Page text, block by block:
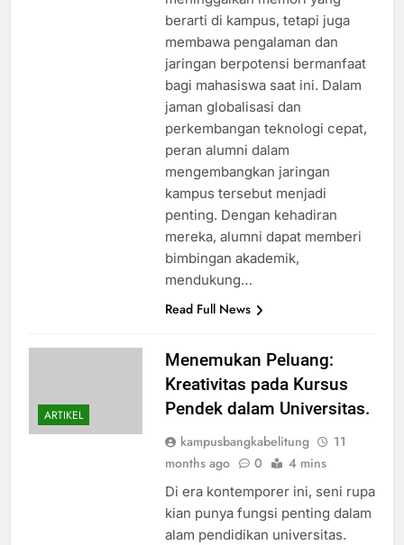
berarti di kampus, tetapi juga
membawa pengalaman dan
jaringan berpotensi bermanfaat
bagi mahasiswa saat ini. Dalam
jaman globalisasi dan
perkembangan teknologi cepat,
peran alumni dalam
mengembangkan jaringan
kampus tersebut menjadi
penting. Dengan kehadiran
mereka, alumni dapat memberi
bimbingan akademik,
mendukung…
Read Full News
ARTIKEL
Menemukan Peluang:
Kreativitas pada Kursus
Pendek dalam Universitas.
kampusbangkabelitung
11
months ago
0 4 mins
Di era kontemporer ini, seni rupa
kian punya fungsi penting dalam
alam pendidikan universitas.